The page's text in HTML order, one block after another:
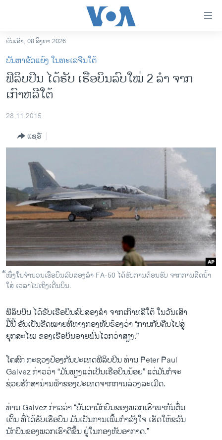
ເຂົ້າ
ຫາ
ຂ້າມ
ຂ້າມ
ຂ້າມ
ຫາ
ລາວ
ອາເມຣິກາ
ຂ່າວ​ຈີນ
ໂລກ
ເອເຊຍ
ອິດສະຫຼະພາບດ້ານການຂ່າວ
ຊີວິດຊາວລາວ
ຊຸມຊົນຊາວລາວ
ວິທະຍາສາດ-ເທັກໂນໂລຈີ
ທຸລະກິດ
ພາສາອັງກິດ
ວີດີໂອ
ລາຍການກະຈາຍສຽງ
ລາຍງານ
ຕິດຕາມພວກເຮົາ ທີ່
ພາສາຕ່າງໆ
ວັນເສົາ, 08 ສິງຫາ 2026
ບັນຫາຂັດແຍ້ງ ໃນທະເລຈີນໃຕ້
ຟິລິບ​ປິນ ​ໄດ້​ຮັບ​ ເຮືອບິນ​ລົບໃໝ່ ​2 ລຳ ​ຈາກ​
ເກົາຫລີ​ໃຕ້
28,11,2015
ແຊຣ໌
ື້ໜຶ່ງໃນຈຳນວນເຮືອບິນລົບສອງລຳ FA-50 ໄດ້ຮັບການຕ້ອນຮັບ ຈາກການສີດນໍ້າ
ໃສ່ ເວລາໄປເຖິງເດີ່ນບິນ.
ຟິລິບ​ປິນ ​ໄດ້​ຮັບ​ເຮືອບິນ​ລົບ​ສອງ​ລຳ ​ຈາກ​ເກົາຫລີ​ໃຕ້ ​ໃນ​ວັນ​ເສົາ
​ມື້​ນີ້ ອັນ​ເປັນ​ຂີດ​ໝາຍ​ທີ່ທາງກອງທັບ​ຮ້ອງ​ວ່າ “ການ​ກັບ​ຄືນ​ໄປ​ສູ່
ຍຸກ​ສະ​ໄໝ​ ຂອງ​ເຮືອບິນອາຍພົ່ນ​ໄວ​ກວ່າ​ສຽງ.”
​ໂຄສົກ ກະຊວງ​ປ້ອງ​ກັນ​ປະ​ເທດ​ຟິລິບ​ປິນ ທ່ານ Peter Paul
Galvez ກ່າວ​ວ່າ “​ມັນ​ພຽງ​ແຕ່​ເປັນເຮືອ​ບິນນ້ອຍ” ​ແຕ່​ມັນ​ກໍຈະ
​ຊ່ວຍຮັກສາ​ນ່ານຟ້າ​ຂອງປະ​ເທດ​ຈາກ​ການ​ລ່ວງ​ລະ​ເມີດ.
ທ່ານ Galvez ກ່າວ​ວ່າ “ບັນດາ​ນັກ​ບິນ​ຂອງ​ພວກ​ເຮົາ​ພາກັນ​ຕື່ນ​
ເຕັ້ນ​ ​ທີ່​ໄດ້​ຮັບ​ເຮືອບິນ ມັນ​ເປັນ​ການເພີ້ມກຳລັງ​ໃຈ ເຮັດ​ໃຫ້​ຂວັນ​
ນັກ​ບິນ​ຂອງ​ພວກ​ເຮົາດີ​ຂຶ້ນ ​ຢູ່ໃນ​ກອງ​ທັບອາກາດ.”